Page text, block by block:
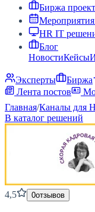
Биржа
HR IT
Блог
НовостиКейсы
Эксперты Биржа
Лента постов
Главная/Каналы для
В каталог решений
4,5 0отзывов